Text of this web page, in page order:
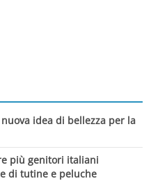
idea di bellezza per la
più genitori italiani
di tutine e peluche